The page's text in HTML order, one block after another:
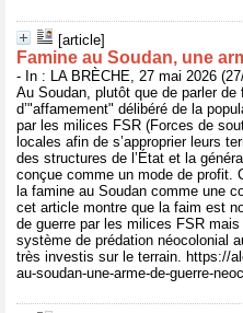
[article]
Famine au Soudan, une
- In : LA BRÈCHE, 27 mai 2026
Au Soudan, plutôt que de parler de
d’"affamement" délibéré de la
par les milices FSR (Forces de
locales afin de s’approprier leurs
des structures de l’État et la
conçue comme un mode de profit.
la famine au Soudan comme une
cet article montre que la faim est
de guerre par les milices FSR
système de prédation néocolonial
très investis sur le terrain. https://
au-soudan-une-arme-de-guerre-